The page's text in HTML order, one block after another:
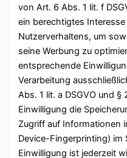
von Art. 6 Abs. 1 lit. f
ein berechtigtes
Nutzerverhaltens, um
seine Werbung zu
entsprechende
Verarbeitung
Abs. 1 lit. a DSGVO und §
Einwilligung die
Zugriff auf Informationen
Device-Fingerprinting) im
Einwilligung ist jederzeit